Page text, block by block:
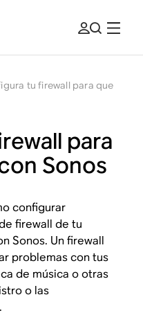
tu firewall para que
para
Sonos
configurar
firewall de tu
Sonos. Un firewall
problemas con tus
de música o otras
o las